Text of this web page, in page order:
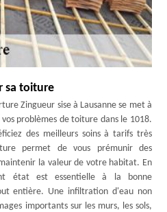
sa toiture
Zingueur sise à Lausanne se met à
problèmes de toiture dans le 1018.
des meilleurs soins à tarifs très
permet de vous prémunir des
la valeur de votre habitat. En
état est essentielle à la bonne
entière. Une infiltration d'eau non
importants sur les murs, les sols,